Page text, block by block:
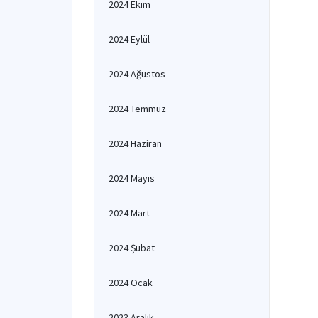
2024 Ekim
2024 Eylül
2024 Ağustos
2024 Temmuz
2024 Haziran
2024 Mayıs
2024 Mart
2024 Şubat
2024 Ocak